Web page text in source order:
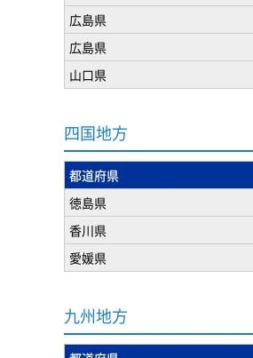
広島県
広島県
山口県
四国地方
都道府県
徳島県
香川県
愛媛県
九州地方